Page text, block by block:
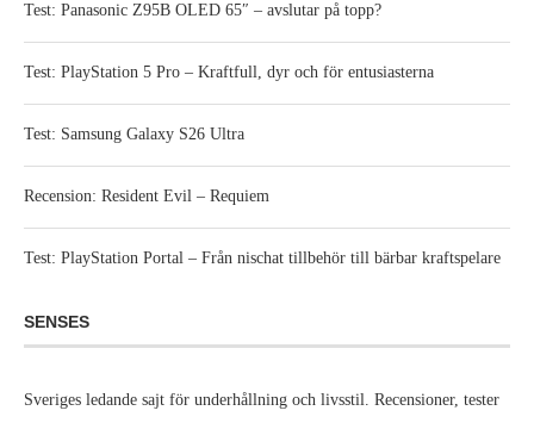
Test: Panasonic Z95B OLED 65″ – avslutar på topp?
Test: PlayStation 5 Pro – Kraftfull, dyr och för entusiasterna
Test: Samsung Galaxy S26 Ultra
Recension: Resident Evil – Requiem
Test: PlayStation Portal – Från nischat tillbehör till bärbar kraftspelare
SENSES
Sveriges ledande sajt för underhållning och livsstil. Recensioner, tester